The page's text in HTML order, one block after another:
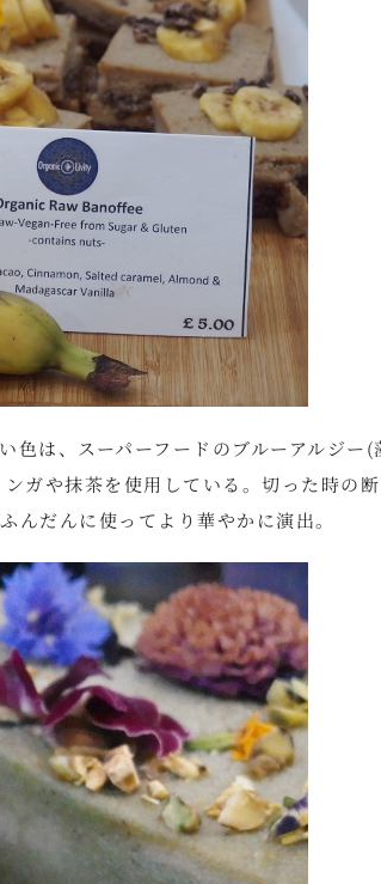
色は、スーパーフードのブルーアルジー(
ガや抹茶を使用している。切った時の
んだんに使ってより華やかに演出。